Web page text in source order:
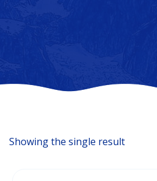
Showing the single result